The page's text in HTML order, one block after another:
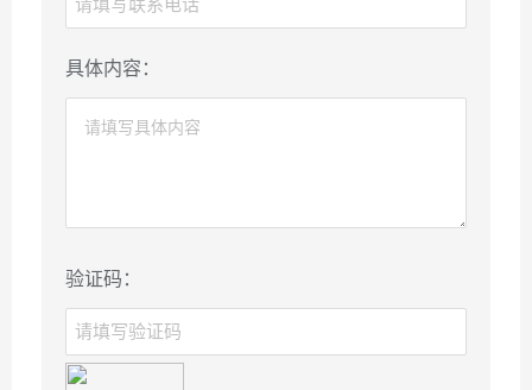
具体内容：
验证码：